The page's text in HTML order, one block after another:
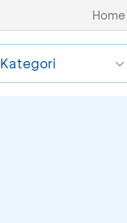
Home
Kategori